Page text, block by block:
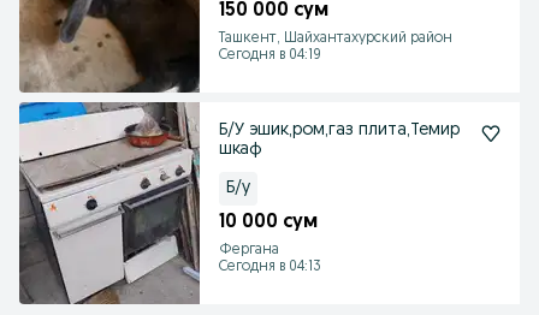
150 000 сум
Ташкент, Шайхантахурский район
Сегодня в 04:19
Б/У эшик,ром,газ плита,Темир
шкаф
Б/у
10 000 сум
Фергана
Сегодня в 04:13